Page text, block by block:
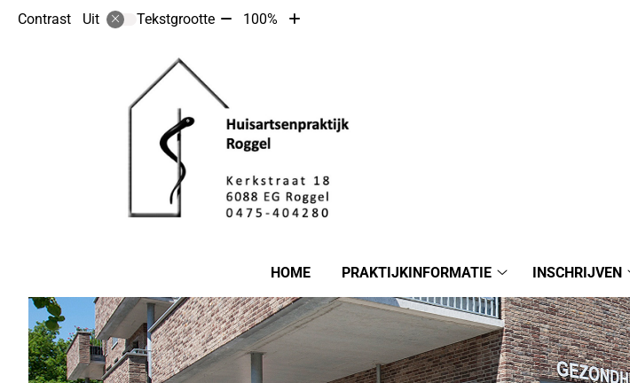
Contrast Uit Tekstgrootte Tekst100%
Tekst
HOME
PRAKTIJKINFORMATIE
submenu
INSCHRIJVEN